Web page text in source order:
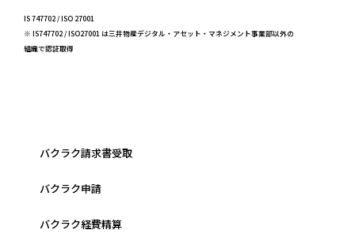
IS 747702 / ISO 27001
※ IS747702 / ISO27001 は三井物産デジタル・アセット・マネジメント事業部以外の
組織で認証取得
バクラク請求書受取
バクラク申請
バクラク経費精算